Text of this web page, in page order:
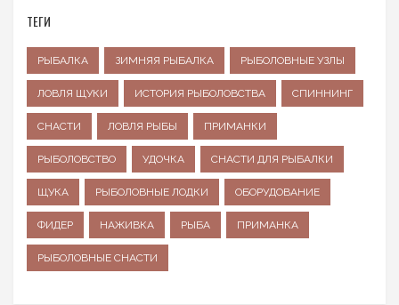
ТЕГИ
РЫБАЛКА ЗИМНЯЯ РЫБАЛКА РЫБОЛОВНЫЕ УЗЛЫ
ЛОВЛЯ ЩУКИ ИСТОРИЯ РЫБОЛОВСТВА СПИННИНГ
СНАСТИ ЛОВЛЯ РЫБЫ ПРИМАНКИ
РЫБОЛОВСТВО УДОЧКА СНАСТИ ДЛЯ РЫБАЛКИ
ЩУКА РЫБОЛОВНЫЕ ЛОДКИ ОБОРУДОВАНИЕ
ФИДЕР НАЖИВКА РЫБА ПРИМАНКА
РЫБОЛОВНЫЕ СНАСТИ